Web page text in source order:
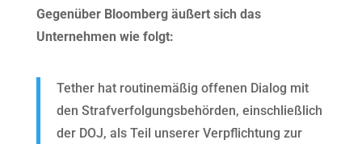
Gegenüber Bloomberg äußert sich das
Unternehmen wie folgt:
Tether hat routinemäßig offenen Dialog mit
den Strafverfolgungsbehörden, einschließlich
der DOJ, als Teil unserer Verpflichtung zur